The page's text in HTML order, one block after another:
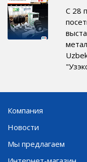
С 28
Компания
Новости
Мы предлагаем